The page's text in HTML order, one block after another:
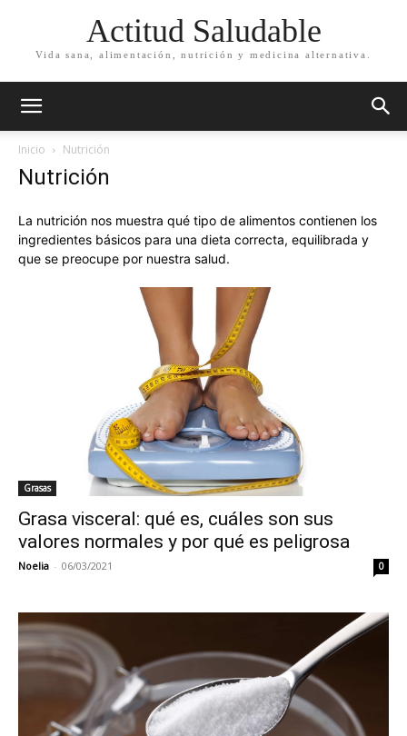
Actitud Saludable
Vida sana, alimentación, nutrición y medicina alternativa.
Inicio Nutrición
Nutrición
La nutrición nos muestra qué tipo de alimentos contienen los
ingredientes básicos para una dieta correcta, equilibrada y
que se preocupe por nuestra salud.
Grasas
Grasa visceral: qué es, cuáles son sus
valores normales y por qué es peligrosa
Noelia - 06/03/2021 0